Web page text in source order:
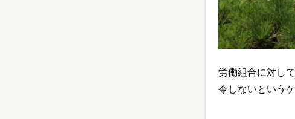
労働組合に対し
令しないという